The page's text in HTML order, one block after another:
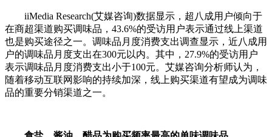
iiMedia Research(艾媒咨询)数据显示，超八成用户倾向于
在商超渠道购买调味品，43.6%的受访用户表示通过线上渠道
也是购买途径之一。调味品月度消费支出调查显示，近八成用
户的调味品月度支出在300元以内。其中，27.9%的受访用户
表示调味品月度消费支出小于100元。艾媒咨询分析师认为，
随着移动互联网影响的持续加深，线上购买渠道有望成为调味
品的重要分销渠道之一。